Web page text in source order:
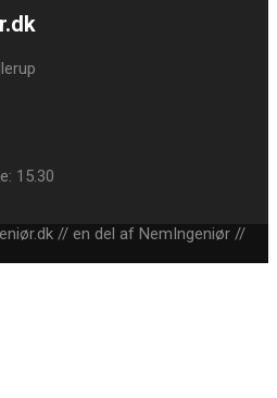
15.30
// en del af NemIngeniør //